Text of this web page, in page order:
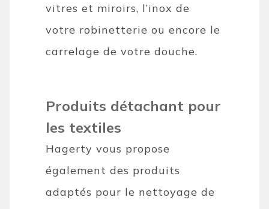
vitres et miroirs, l’inox de
votre robinetterie ou encore le
carrelage de votre douche.
Produits détachant pour
les textiles
Hagerty vous propose
également des produits
adaptés pour le nettoyage de